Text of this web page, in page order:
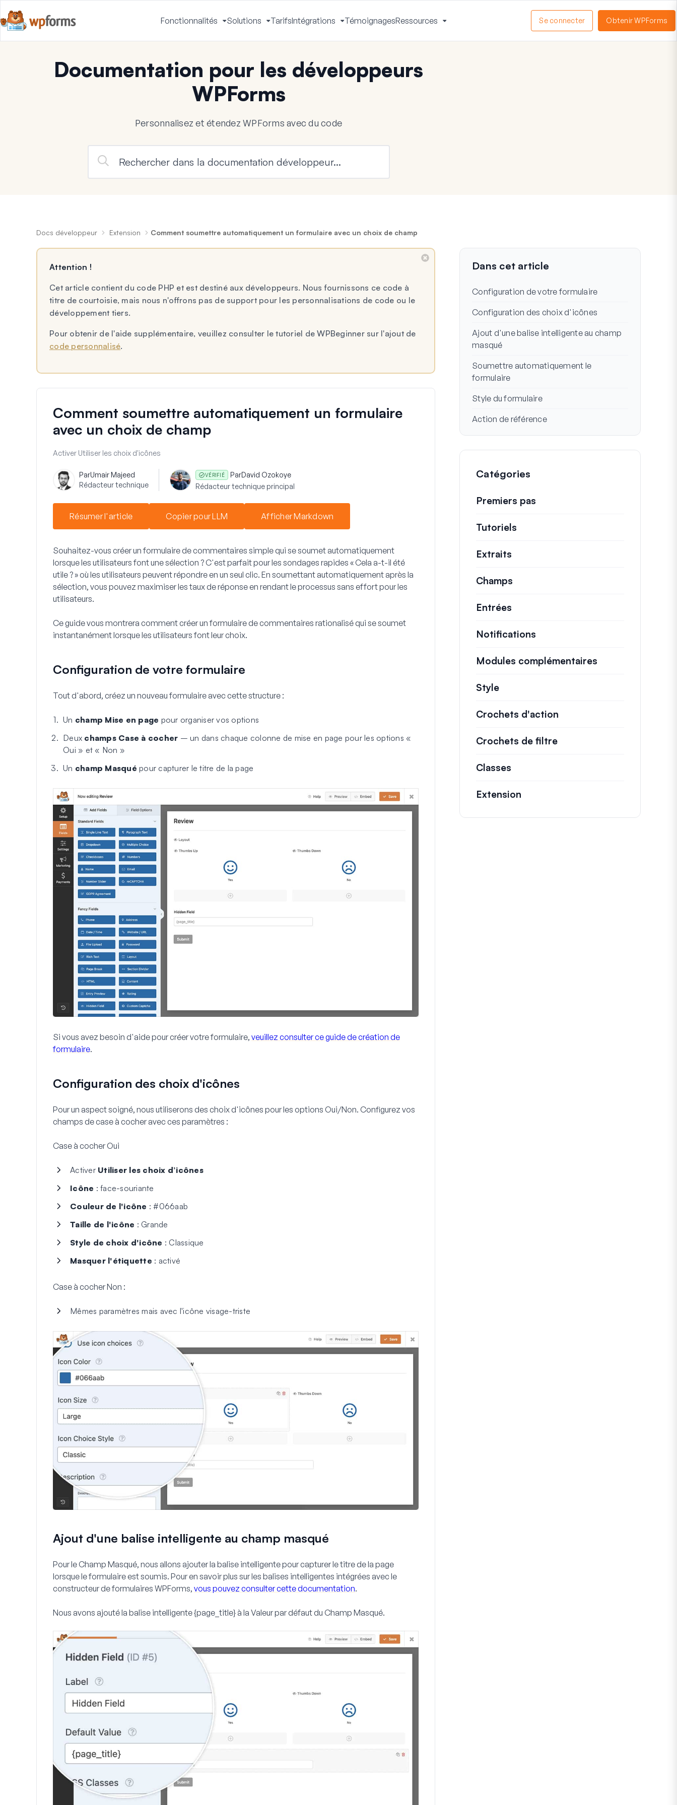
Fonctionnalités
Activer
le
Solutions
Activer
le
TarifsIntégrations
Activer
le
TémoignagesRessources
le
Se connecter Obtenir WPForms
Documentation pour les développeurs
WPForms
Personnalisez et étendez WPForms avec du code
Docs développeur Extension Comment soumettre automatiquement un formulaire avec un choix de champ
Attention !
Cet article contient du code PHP et est destiné aux développeurs. Nous fournissons ce code à
titre de courtoisie, mais nous n'offrons pas de support pour les personnalisations de code ou le
développement tiers.
Pour obtenir de l'aide supplémentaire, veuillez consulter le tutoriel de WPBeginner sur l'ajout de
code personnalisé.
Comment soumettre automatiquement un formulaire
avec un choix de champ
Activer Utiliser les choix d'icônes
ParUmair Majeed
Rédacteur technique
VÉRIFIÉ ParDavid Ozokoye
Rédacteur technique principal
Résumer l'article Copier pour LLM Afficher Markdown
Souhaitez-vous créer un formulaire de commentaires simple qui se soumet automatiquement
lorsque les utilisateurs font une sélection ? C'est parfait pour les sondages rapides « Cela a-t-il été
utile ? » où les utilisateurs peuvent répondre en un seul clic. En soumettant automatiquement après la
sélection, vous pouvez maximiser les taux de réponse en rendant le processus sans effort pour les
utilisateurs.
Ce guide vous montrera comment créer un formulaire de commentaires rationalisé qui se soumet
instantanément lorsque les utilisateurs font leur choix.
Configuration de votre formulaire
Tout d'abord, créez un nouveau formulaire avec cette structure :
Un champ Mise en page pour organiser vos options
Deux champs Case à cocher – un dans chaque colonne de mise en page pour les options «
Oui » et « Non »
Un champ Masqué pour capturer le titre de la page
Si vous avez besoin d'aide pour créer votre formulaire, veuillez consulter ce guide de création de
formulaire.
Configuration des choix d'icônes
Pour un aspect soigné, nous utiliserons des choix d'icônes pour les options Oui/Non. Configurez vos
champs de case à cocher avec ces paramètres :
Case à cocher Oui
Activer Utiliser les choix d’icônes
Icône : face-souriante
Couleur de l'icône : #066aab
Taille de l'icône : Grande
Style de choix d'icône : Classique
Masquer l'étiquette : activé
Case à cocher Non :
Mêmes paramètres mais avec l'icône visage-triste
Ajout d'une balise intelligente au champ masqué
Pour le Champ Masqué, nous allons ajouter la balise intelligente pour capturer le titre de la page
lorsque le formulaire est soumis. Pour en savoir plus sur les balises intelligentes intégrées avec le
constructeur de formulaires WPForms, vous pouvez consulter cette documentation.
Nous avons ajouté la balise intelligente {page_title} à la Valeur par défautdu Champ Masqué.
Dans cet article
Configuration de votre formulaire
Configuration des choix d'icônes
Ajout d'une balise intelligente au champ
masqué
Soumettre automatiquement le
formulaire
Style du formulaire
Action de référence
Catégories
Premiers pas
Tutoriels
Extraits
Champs
Entrées
Notifications
Modules complémentaires
Style
Crochets d'action
Crochets de filtre
Classes
Extension